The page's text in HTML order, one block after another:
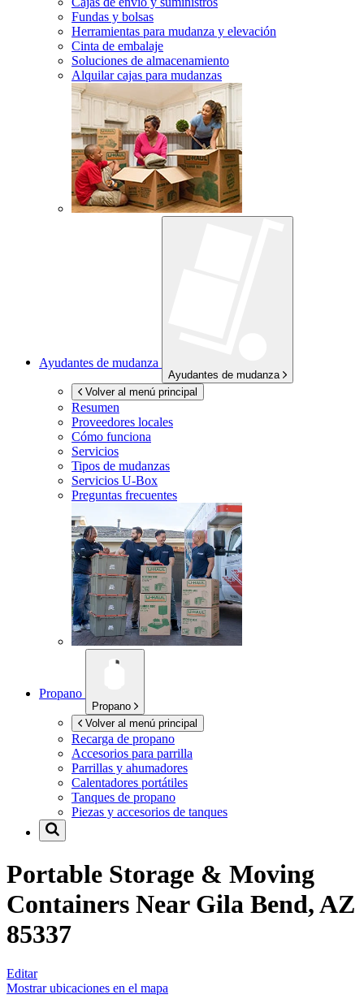
Fundas y bolsas
Herramientas para mudanza y elevación
Cinta de embalaje
Soluciones de almacenamiento
Alquilar cajas para mudanzas
Ayudantes de mudanza
Ayudantes de mudanza
Volver al menú principal
Resumen
Proveedores locales
Cómo funciona
Servicios
Tipos de mudanzas
Servicios U-Box
Preguntas frecuentes
Propano
Propano
Volver al menú principal
Recarga de propano
Accesorios para parrilla
Parrillas y ahumadores
Calentadores portátiles
Tanques de propano
Piezas y accesorios de tanques
Portable Storage & Moving
Containers Near Gila Bend, AZ
85337
Editar
Mostrar ubicaciones en el mapa